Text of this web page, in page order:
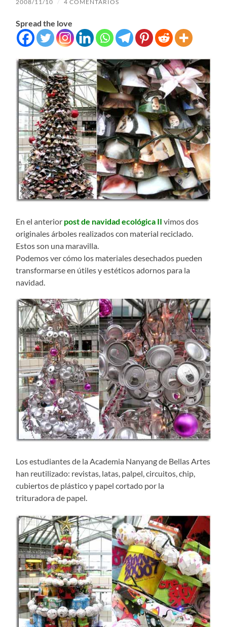
2008/11/10 / 4 COMENTARIOS
Spread the love
En el anterior post de navidad ecológica II vimos dos
originales árboles realizados con material reciclado.
Estos son una maravilla.
Podemos ver cómo los materiales desechados pueden
transformarse en útiles y estéticos adornos para la
navidad.
Los estudiantes de la Academia Nanyang de Bellas Artes
han reutilizado: revistas, latas, palpel, circuitos, chip,
cubiertos de plástico y papel cortado por la
trituradora de papel.